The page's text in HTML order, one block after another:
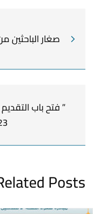
صغار الباحثين
” فتح باب
2023-
Posts